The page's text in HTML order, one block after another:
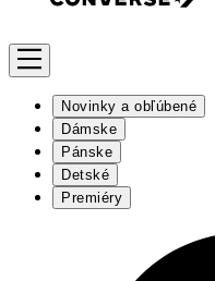
Novinky a obľúbené
Dámske
Pánske
Detské
Premiéry